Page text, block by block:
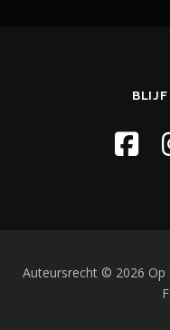
BLIJF
Auteursrecht © 2026 Op